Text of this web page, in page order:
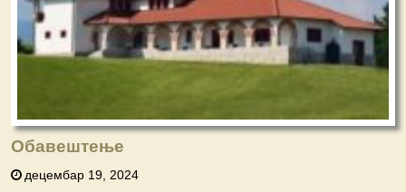
Обавештење
децембар 19, 2024